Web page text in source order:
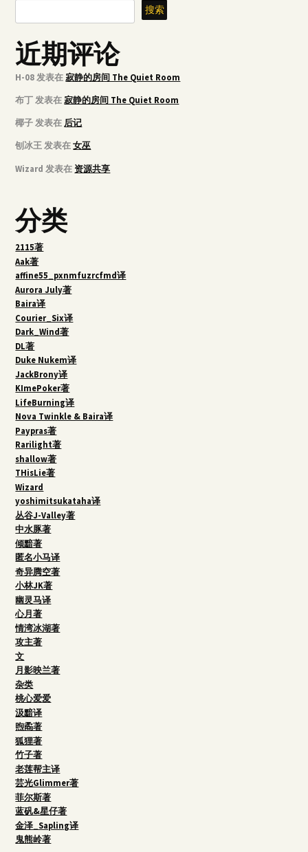
搜索
近期评论
H-08 发表在寂静的房间 The Quiet Room
布丁 发表在寂静的房间 The Quiet Room
椰子 发表在 后记
刨冰王 发表在女巫
Wizard 发表在资源共享
分类
2115著
Aak著
affine55_pxnmfuzrcfmd译
Aurora July著
Baira译
Courier_Six译
Dark_Wind著
DL著
Duke Nukem译
JackBrony译
KImePoker著
LifeBurning译
Nova Twinkle & Baira译
Paypras著
Rarilight著
shallow著
THisLie著
Wizard
yoshimitsukataha译
丛谷J-Valley著
中水豚著
倾黯著
匿名小马译
奇异腾空著
小林JK著
幽灵马译
心月著
情湾冰湖著
攻主著
文
月影映兰著
杂类
桃心爱爱
汲黯译
煦矞著
狐狸著
竹子著
老莲帮主译
芸光Glimmer著
菲尔斯著
蓝矾&星仔著
金泽_Sapling译
鬼熊岭著